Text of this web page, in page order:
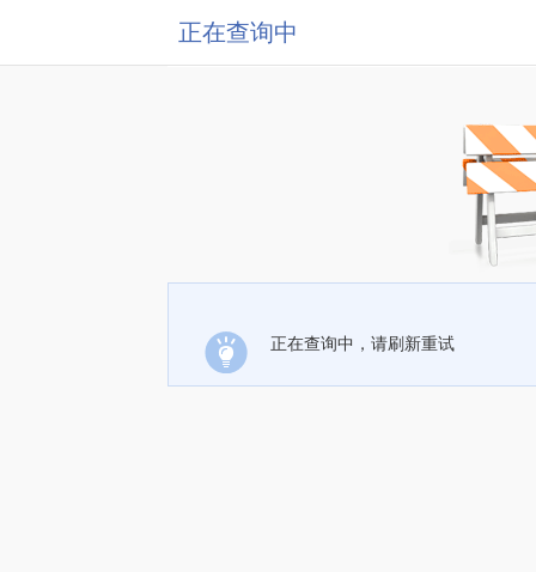
正在查询中
正在查询中，请刷新重试